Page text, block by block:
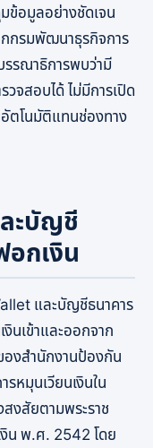
ข้อมูลอย่างชัดเจน
กรมพัฒนาธุรกิจการ
รณาธิการพบว่ามี
จสอบได้ ไม่มีการเปิด
ตโนมัติแทนช่องทาง
ะบัญชี
กเงิน
และบัญชีธนาคาร
นเข้าและออกจาก
งสำนักงานป้องกัน
หมุนเวียนเงินใน
งสัยตามพระราช
น พ.ศ. 2542 โดย